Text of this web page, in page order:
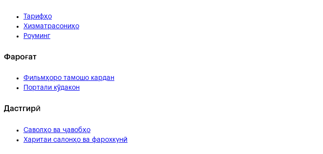
Тарифҳо
Хизматрасониҳо
Роуминг
Фароғат
Фильмҳоро тамошо кардан
Портали кӯдакон
Дастгирӣ
Саволҳо ва ҷавобҳо
Харитаи салонҳо ва фарохкунӣ